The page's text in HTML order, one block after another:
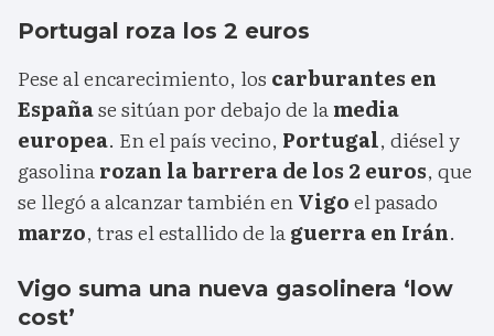
Portugal roza los 2 euros
Pese al encarecimiento, los carburantes en
Españase sitúan por debajo de lamedia
europea. En el país vecino, Portugal, diésel y
gasolinarozan la barrera de los 2 euros, que
se llegó a alcanzar también enVigoel pasado
marzo, tras el estallido de laguerra en Irán.
Vigo suma una nueva gasolinera ‘low
cost’